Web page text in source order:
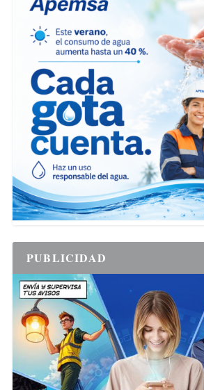
PUBLICIDAD